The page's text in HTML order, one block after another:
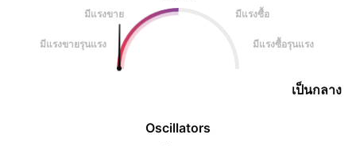
Oscillators
มีแรงขาย
มีแรงซื้อ
มีแรงขายรุนแรง มีแรงซื้อรุนแรง
เป็นกลาง